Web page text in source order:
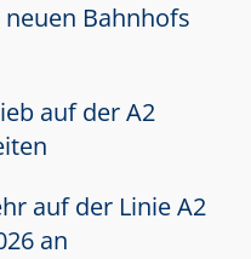
Bahnhofs
auf der A2
auf der Linie A2
an